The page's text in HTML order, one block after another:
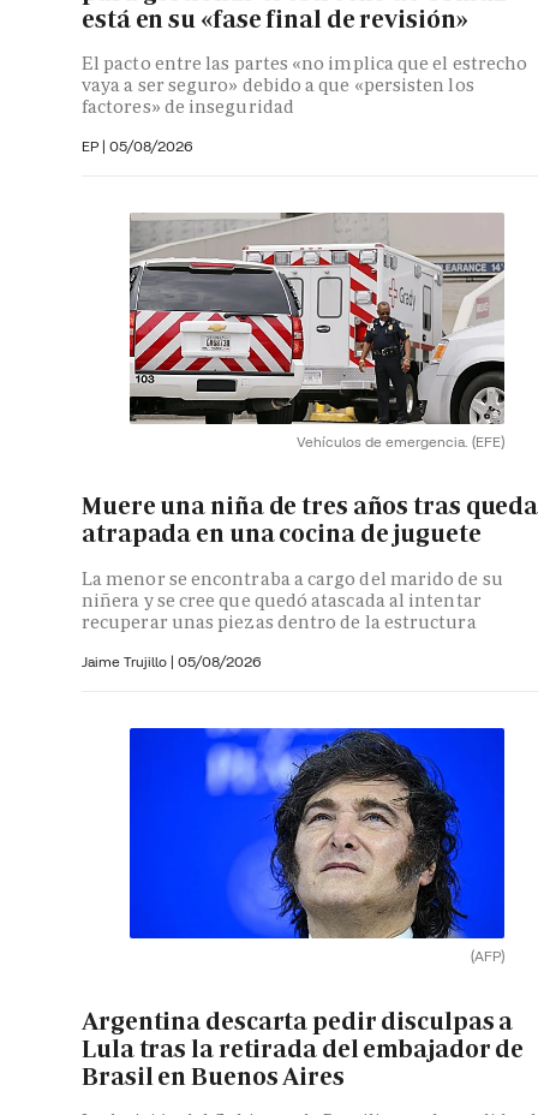
está en su «fase final de revisión»
El pacto entre las partes «no implica que el estrecho
vaya a ser seguro» debido a que «persisten los
factores» de inseguridad
EP | 05/08/2026
Vehículos de emergencia. (EFE)
Muere una niña de tres años tras
atrapada en una cocina de juguete
La menor se encontraba a cargo del marido de su
niñera y se cree que quedó atascada al intentar
recuperar unas piezas dentro de la estructura
Jaime Trujillo | 05/08/2026
(AFP)
Argentina descarta pedir disculpas a
Lula tras la retirada del embajador de
Brasil en Buenos Aires